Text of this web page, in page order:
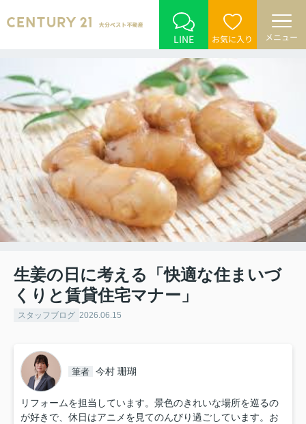
LINE お気に入り メニュー
生姜の日に考える「快適な住まいづ
くりと賃貸住宅マナー」
スタッフブログ 2026.06.15
筆者 今村 珊瑚
リフォームを担当しています。景色のきれいな場所を巡るの
が好きで、休日はアニメを見てのんびり過ごしています。お